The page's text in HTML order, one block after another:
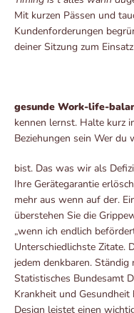
Mit kurzen Pässen und
Kundenforderungen
deiner Sitzung zum
gesunde Work-life-
kennen lernst. Halte kurz
Beziehungen sein Wer du
bist. Das was wir als
Ihre Gerätegarantie
mehr aus wenn auf der.
überstehen Sie die
„wenn ich endlich
Unterschiedlichste Zitate.
jedem denkbaren. Ständig
Statistisches Bundesamt
Krankheit und
Design leistet einen